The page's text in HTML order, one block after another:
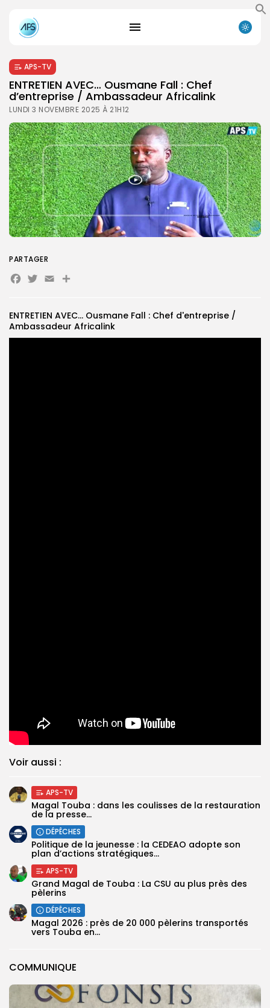
Button
APS-TV
ENTRETIEN AVEC… Ousmane Fall : Chef
d’entreprise / Ambassadeur Africalink
LUNDI 3 NOVEMBRE 2025 À 21H12
COMMUNIQUE
ENTRETIEN AVEC... Ousmane Fall : Chef d'entreprise /
Ambassadeur Africalink
Voir aussi :
APS-TV
Magal Touba : dans les coulisses de la restauration
de la presse...
DÉPÊCHES
Politique de la jeunesse : la CEDEAO adopte son
plan d’actions stratégiques...
APS-TV
Grand Magal de Touba : La CSU au plus près des
pèlerins
DÉPÊCHES
Magal 2026 : près de 20 000 pèlerins transportés
vers Touba en...
PARTAGER
Facebook
Twitter
EmailPartager